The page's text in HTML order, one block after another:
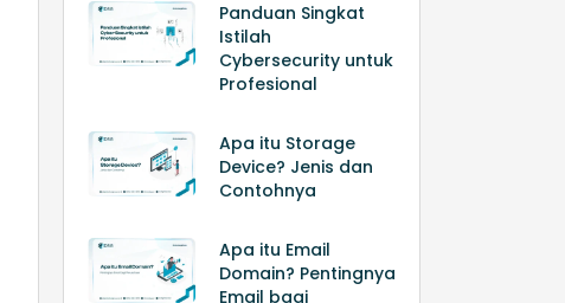
Panduan Singkat
Istilah
Cybersecurity untuk
Profesional
Apa itu Storage
Device? Jenis dan
Contohnya
Apa itu Email
Domain? Pentingnya
Email bagi